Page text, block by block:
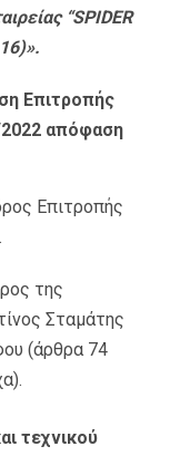
“SPIDER
Επιτροπής
2022 απόφαση
Επιτροπής
της
Σταμάτης
(άρθρα 74
τεχνικού